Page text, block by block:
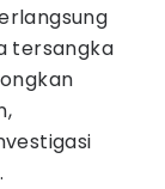
tersangka